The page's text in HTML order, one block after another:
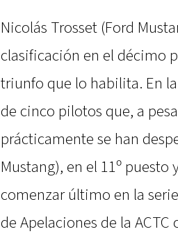
Nicolás Trosset (Ford
clasificación en el décimo
triunfo que lo habilita. En
de cinco pilotos que, a
prácticamente se han
Mustang), en el 11º puesto
comenzar último en la
de Apelaciones de la